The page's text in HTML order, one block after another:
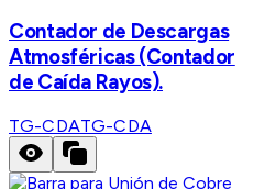
Contador de Descargas
Atmosféricas (Contador
de Caída Rayos).
TG-CDATG-CDA